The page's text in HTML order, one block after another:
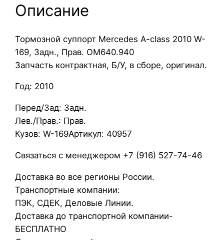
а
о
р
м
з
н
о
й
у
п
о
р
т
M
Описание
Тормозной суппорт Mercedes A-class 2010 W-
169, Задн., Прав. OM640.940
Запчасть контрактная, Б/У, в сборе, оригинал.
Год: 2010
Перед/Зад: Задн.
Лев./Прав.: Прав.
Кузов: W-169Артикул: 40957
Связаться с менеджером +7 (916) 527-74-46
Доставка во все регионы России.
Транспортные компании:
ПЭК, СДЕК, Деловые Линии.
Доставка до транспортной компании-
БЕСПЛАТНО